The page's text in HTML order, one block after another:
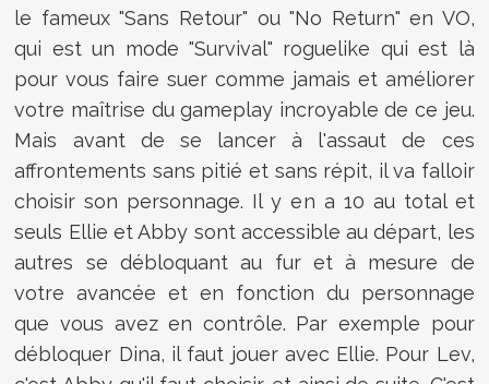
le fameux "Sans Retour" ou "No Return" en VO,
qui est un mode "Survival" roguelike qui est là
pour vous faire suer comme jamais et améliorer
votre maîtrise du gameplay incroyable de ce jeu.
Mais avant de se lancer à l'assaut de ces
affrontements sans pitié et sans répit, il va falloir
choisir son personnage. Il y en a 10 au total et
seuls Ellie et Abby sont accessible au départ, les
autres se débloquant au fur et à mesure de
votre avancée et en fonction du personnage
que vous avez en contrôle. Par exemple pour
débloquer Dina, il faut jouer avec Ellie. Pour Lev,